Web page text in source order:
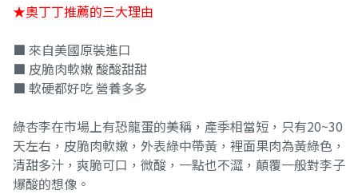
★奧丁丁推薦的三大理由
■ 來自美國原裝進口
■ 皮脆肉軟嫩 酸酸甜甜
■ 軟硬都好吃 營養多多
綠杏李在市場上有恐龍蛋的美稱，產季相當短，只有20~30
天左右，皮脆肉軟嫩，外表綠中帶黃，裡面果肉為黃綠色，
清甜多汁，爽脆可口，微酸，一點也不澀，顛覆一般對李子
爆酸的想像。